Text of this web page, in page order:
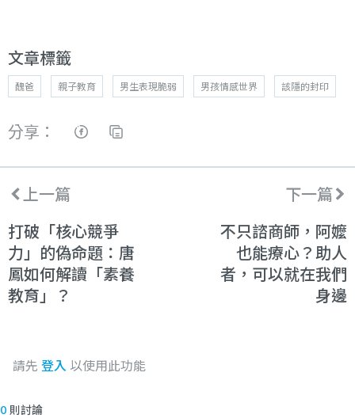
文章標籤
醜爸 親子教育 男生表現脆弱 男孩情感世界 該隱的封印
分享：
上一篇
打破「核心競爭
力」的偽命題：唐
鳳如何解讀「素養
教育」？
下一篇
不只諮商師，阿嬤
也能療心？助人
者，可以就在我們
身邊
請先 登入 以使用此功能
0 則討論